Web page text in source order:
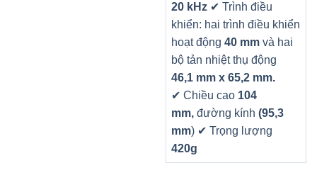
20 kHz ✔ Trình điều
khiển: hai trình điều khiển
hoạt động 40 mmvà hai
bộ tản nhiệt thụ động
46,1 mm x 65,2 mm.
✔ Chiều cao 104
mm,đường kính (95,3
mm)✔ Trọng lượng
420g